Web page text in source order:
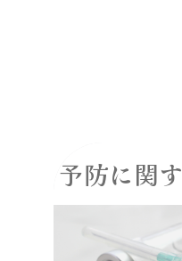
予防に関